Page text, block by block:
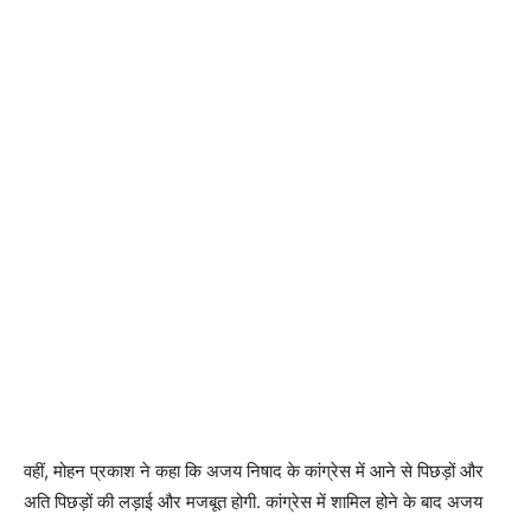
वहीं, मोहन प्रकाश ने कहा कि अजय निषाद के कांग्रेस में आने से पिछड़ों और
अति पिछड़ों की लड़ाई और मजबूत होगी. कांग्रेस में शामिल होने के बाद अजय